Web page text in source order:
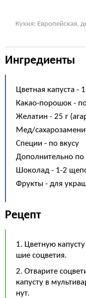
Кухня: Европейская,
Ингредиенты
Цветная капуста - 1
Какао-порошок -
Желатин - 25 г
Мед/
Специи - по вкусу
Дополнительно
Шоколад - 1-2
Фрукты - для
Рецепт
1. Цветную
шие соцветия.
2. Отварите
капусту в
нут.